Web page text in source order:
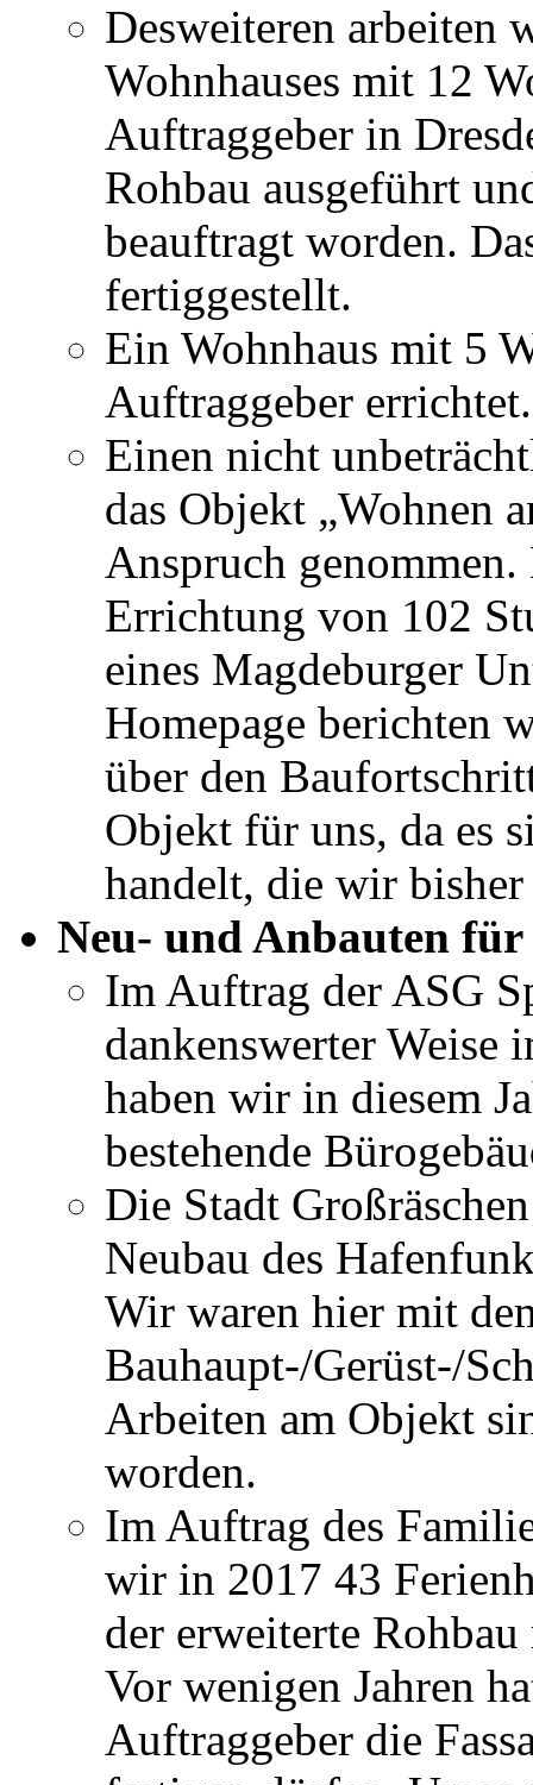
Desweiteren arbeiten
Wohnhauses mit 12
Auftraggeber in
Rohbau ausgeführt
beauftragt worden.
fertiggestellt.
Ein Wohnhaus mit 5
Auftraggeber errichtet.
Einen nicht
das Objekt „Wohnen
Anspruch
Errichtung von 102
eines Magdeburger
Homepage berichten
über den
Objekt für uns, da es
handelt, die wir
Neu- und Anbauten
Im Auftrag der ASG
dankenswerter Weise
haben wir in diesem
bestehende
Die Stadt
Neubau des
Wir waren hier mit
Bauhaupt-/Gerüst-/
Arbeiten am Objekt
worden.
Im Auftrag des
wir in 2017 43
der erweiterte
Vor wenigen Jahren
Auftraggeber die